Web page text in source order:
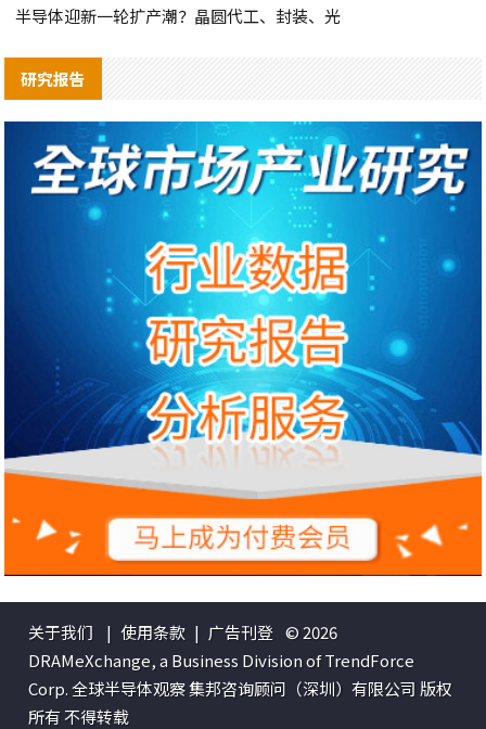
半导体迎新一轮扩产潮？晶圆代工、封装、光
研究报告
关于我们 | 使用条款 | 广告刊登 © 2026
DRAMeXchange, a Business Division of TrendForce
Corp. 全球半导体观察 集邦咨询顾问（深圳）有限公司 版权
所有 不得转载